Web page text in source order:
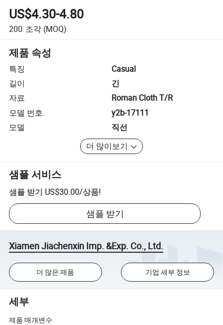
US$4.30-4.80
200 조각 (MOQ)
제품 속성
특징
Casual
길이
긴
자료
Roman Cloth T/R
모델 번호.
y2b-17111
모델
직선
더 많이보기
샘플 서비스
샘플 받기 US$30.00/상품!
샘플 받기
Xiamen Jiachenxin Imp. &Exp. Co., Ltd.
더 많은 제품 기업 세부 정보
세부
제품 매개변수